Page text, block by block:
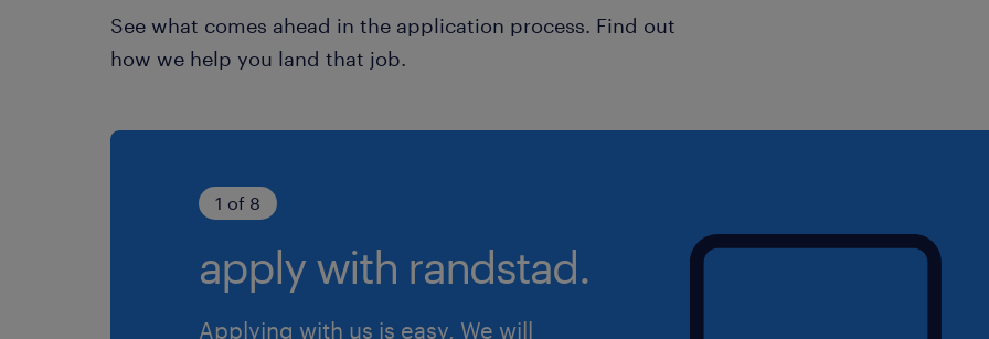
See what comes ahead in the application process. Find out
how we help you land that job.
1 of 8
apply with randstad.
Applying with us is easy. We will